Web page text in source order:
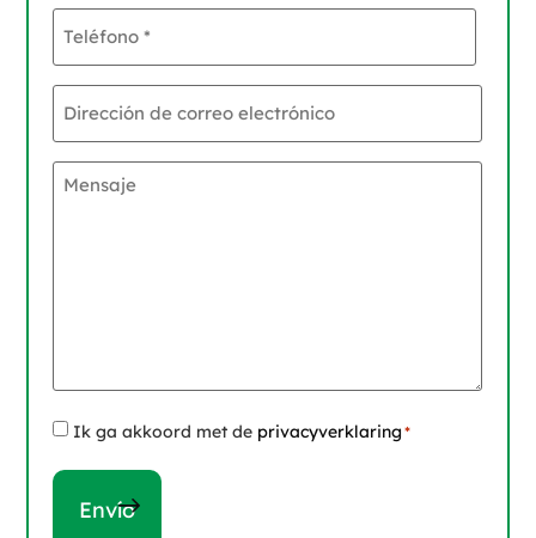
Teléfono
Dirección
de
electrónico
Mensaje
Instemming
Ik ga akkoord met de privacyverklaring*